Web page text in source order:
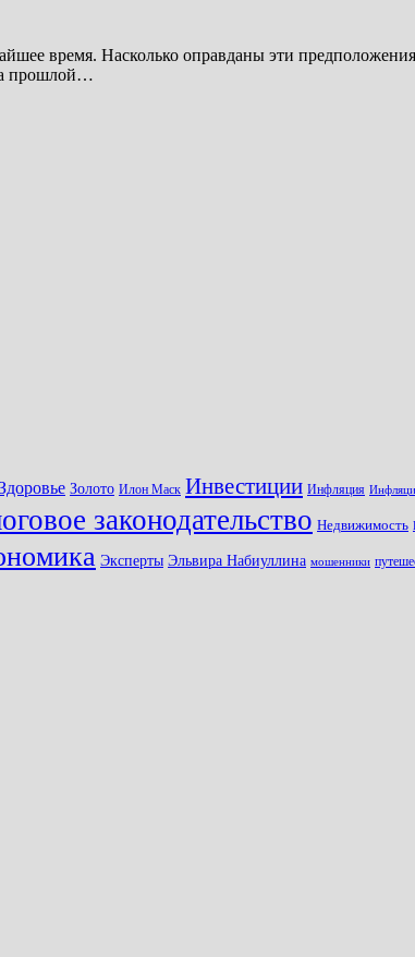
время. Насколько оправданы эти предположения
прошлой…
Золото Илон Маск Инвестиции Инфляция
законодательство Недвижимость
Эксперты Эльвира Набиуллина мошенники